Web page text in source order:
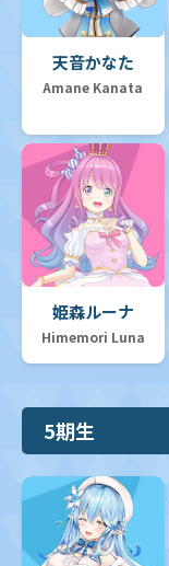
天音かなた
Amane Kanata
姫森ルーナ
Himemori Luna
5期生